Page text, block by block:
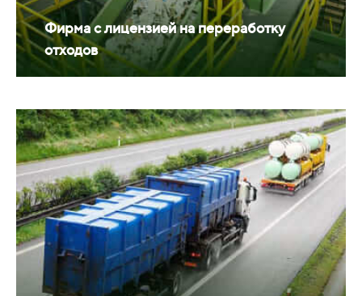
Фирма с лицензией на переработку
отходов